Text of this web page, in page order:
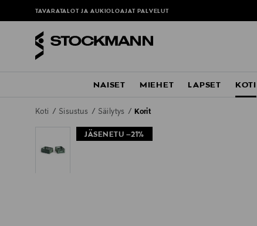
TAVARATALOT JA AUKIOLOAJAT PALVELUT
NAISET MIEHET LAPSET KOTI
Koti Sisustus Säilytys Korit
JÄSENETU –21%